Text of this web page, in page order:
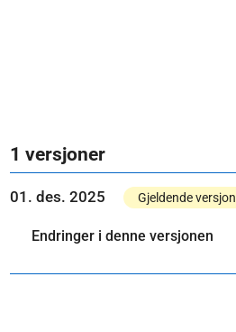
1 versjoner
01. des. 2025 Gjeldende versjon
Endringer i denne versjonen